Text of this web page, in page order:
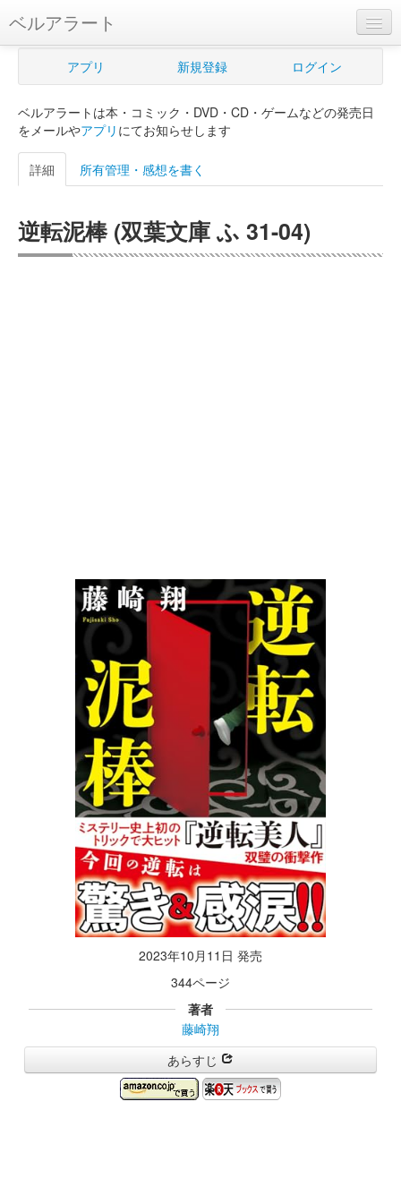
ベルアラート
ベルアラートとは
新規登録
ログイン
購入管理
アプリ 新規登録 ログイン
ベルアラートは本・コミック・DVD・CD・ゲームなどの発売日
をメールやアプリ にてお知らせします
詳細 所有管理・感想を書く
逆転泥棒 (双葉文庫 ふ 31-04)
2023年10月11日 発売
344ページ
著者
藤崎翔
あらすじ